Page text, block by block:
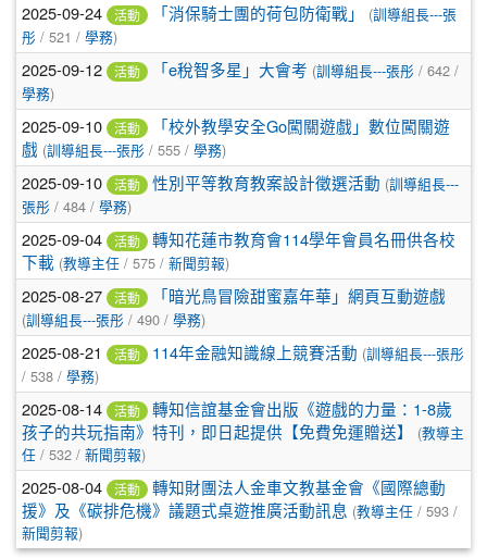
2025-09-24 活動 「消保騎士團的荷包防衛戰」 (訓導組長---張
彤 / 521 / 學務)
2025-09-12 活動 「e稅智多星」大會考 (訓導組長---張彤 / 642 /
學務)
2025-09-10 活動
「校外教學安全Go闖關遊戲」數位闖關遊
戲 (訓導組長---張彤 / 555 / 學務)
2025-09-10 活動 性別平等教育教案設計徵選活動 (訓導組長---
張彤 / 484 / 學務)
2025-09-04 活動
轉知花蓮市教育會114學年會員名冊供各校
下載 (教導主任 / 575 / 新聞剪報)
2025-08-27 活動 「暗光鳥冒險甜蜜嘉年華」網頁互動遊戲
(訓導組長---張彤 / 490 / 學務)
2025-08-21 活動 114年金融知識線上競賽活動 (訓導組長---張彤
/ 538 / 學務)
2025-08-14 活動
轉知信誼基金會出版《遊戲的力量：1-8歲
孩子的共玩指南》特刊，即日起提供【免費免運贈送】
(教導主
任 / 532 / 新聞剪報)
2025-08-04 活動
轉知財團法人金車文教基金會《國際總動
援》及《碳排危機》議題式桌遊推廣活動訊息 (教導主任 / 593 /
新聞剪報)